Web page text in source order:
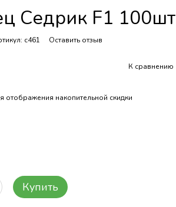
Седрик F1 100шт
с461 Оставить отзыв
К сравнению
отображения накопительной скидки
Купить